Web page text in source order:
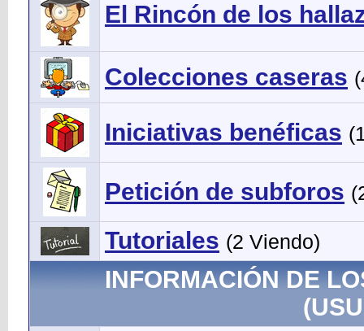
El Rincón de los
Colecciones caseras
Iniciativas benéficas
Petición de subforos
Tutoriales (2 Viendo)
INFORMACIÓN DE